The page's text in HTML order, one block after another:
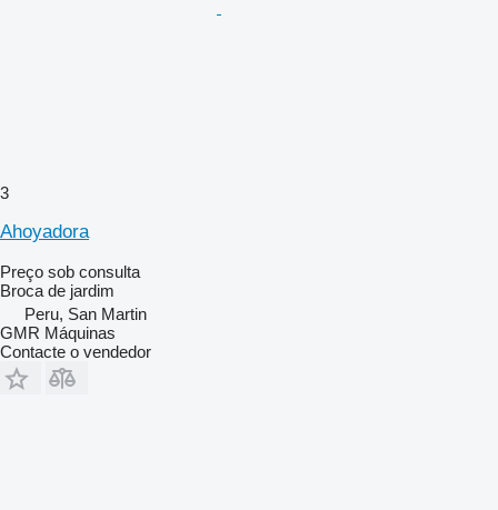
3
Ahoyadora
Preço sob consulta
Broca de jardim
Peru, San Martin
GMR Máquinas
Contacte o vendedor